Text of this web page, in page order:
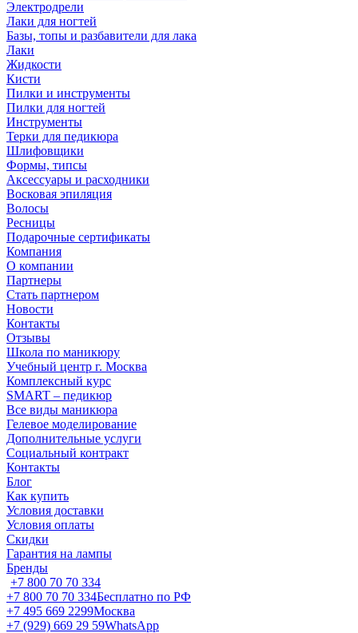
Электродрели
Лаки для ногтей
Базы, топы и разбавители для лака
Лаки
Жидкости
Кисти
Пилки и инструменты
Пилки для ногтей
Инструменты
Терки для педикюра
Шлифовщики
Формы, типсы
Аксессуары и расходники
Восковая эпиляция
Волосы
Ресницы
Подарочные сертификаты
Компания
О компании
Партнеры
Стать партнером
Новости
Контакты
Отзывы
Школа по маникюру
Учебный центр г. Москва
Комплексный курс
SMART – педикюр
Все виды маникюра
Гелевое моделирование
Дополнительные услуги
Социальный контракт
Контакты
Блог
Как купить
Условия доставки
Условия оплаты
Скидки
Гарантия на лампы
Бренды
+7 800 70 70 334
+7 800 70 70 334Бесплатно по РФ
+7 495 669 2299Москва
+7 (929) 669 29 59WhatsApp